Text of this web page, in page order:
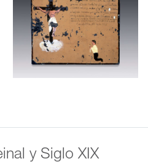
y Siglo XIX